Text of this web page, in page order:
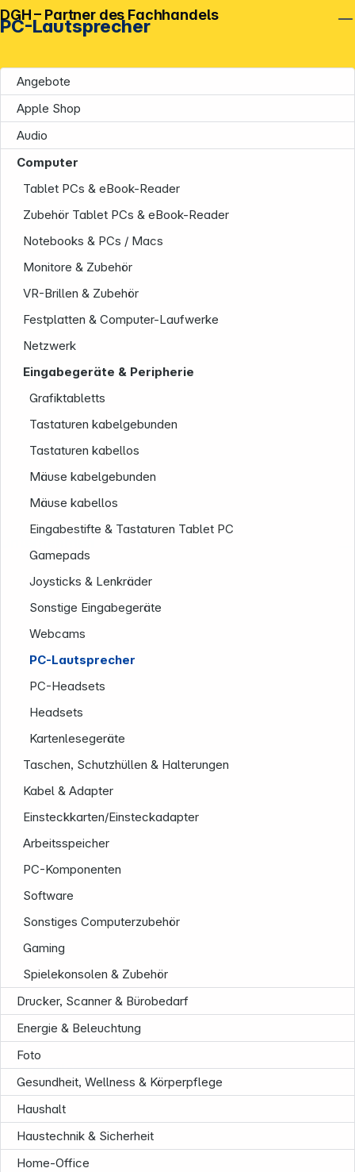
PC-Lautsprecher
Angebote
Apple Shop
Audio
Computer
Tablet PCs & eBook-Reader
Zubehör Tablet PCs & eBook-Reader
Notebooks & PCs / Macs
Monitore & Zubehör
VR-Brillen & Zubehör
Festplatten & Computer-Laufwerke
Netzwerk
Eingabegeräte & Peripherie
Grafiktabletts
Tastaturen kabelgebunden
Tastaturen kabellos
Mäuse kabelgebunden
Mäuse kabellos
Eingabestifte & Tastaturen Tablet PC
Gamepads
Joysticks & Lenkräder
Sonstige Eingabegeräte
Webcams
PC-Lautsprecher
PC-Headsets
Headsets
Kartenlesegeräte
Taschen, Schutzhüllen & Halterungen
Kabel & Adapter
Einsteckkarten/Einsteckadapter
Arbeitsspeicher
PC-Komponenten
Software
Sonstiges Computerzubehör
Gaming
Spielekonsolen & Zubehör
Drucker, Scanner & Bürobedarf
Energie & Beleuchtung
Foto
Gesundheit, Wellness & Körperpflege
Haushalt
Haustechnik & Sicherheit
Home-Office
DGH – Partner des Fachhandels
Informationen